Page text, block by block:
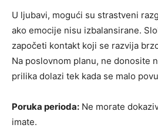
U ljubavi, mogući su strastveni
ako emocije nisu izbalansirane.
započeti kontakt koji se razvija
Na poslovnom planu, ne donosite
prilika dolazi tek kada se malo
Poruka perioda: Ne morate
imate.